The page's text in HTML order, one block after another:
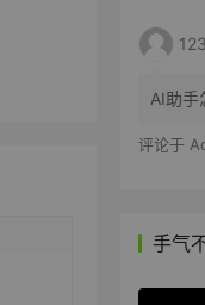
装或启
AI助手
评论于
手气